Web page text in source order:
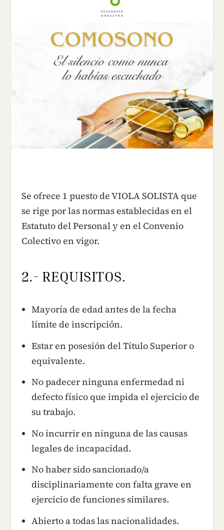
Se ofrece 1 puesto de VIOLA SOLISTA que
se rige por las normas establecidas en el
Estatuto del Personal y en el Convenio
Colectivo en vigor.
2.- REQUISITOS.
Mayoría de edad antes de la fecha
límite de inscripción.
Estar en posesión del Título Superior o
equivalente.
No padecer ninguna enfermedad ni
defecto físico que impida el ejercicio de
su trabajo.
No incurrir en ninguna de las causas
legales de incapacidad.
No haber sido sancionado/a
disciplinariamente con falta grave en
ejercicio de funciones similares.
Abierto a todas las nacionalidades.